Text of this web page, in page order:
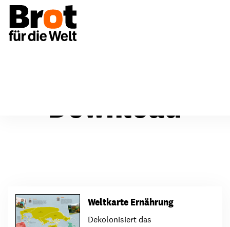
Download
Weltkarte Ernährung
Dekolonisiert das